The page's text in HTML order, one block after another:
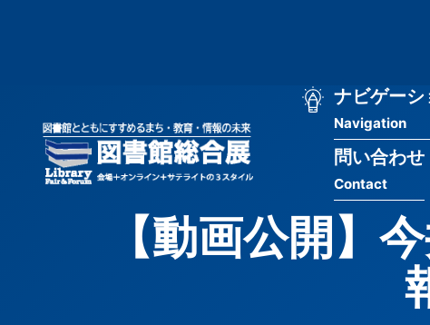
ー
ザ
メ
ナ
ビ
ナビゲーシ
Navigation
問い合わせ
Contact
【動画公開】